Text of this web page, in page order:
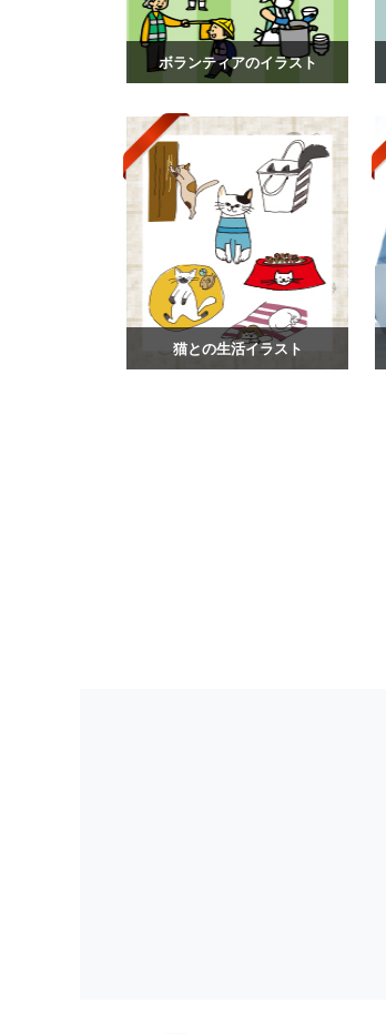
ボランティアのイラスト
猫との生活イラスト